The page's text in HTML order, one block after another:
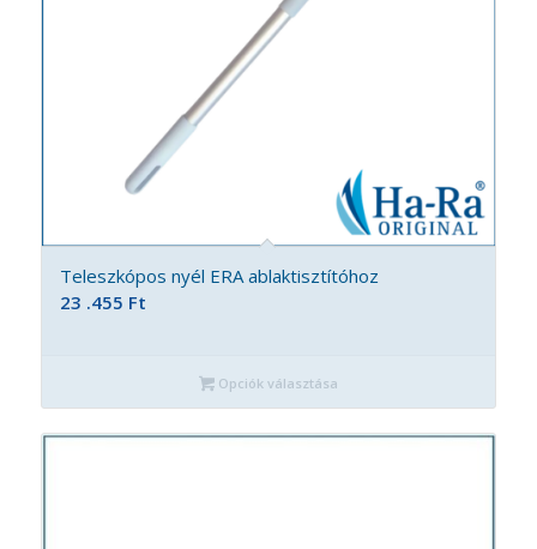
Teleszkópos nyél ERA ablaktisztítóhoz
23 .455 Ft
Opciók választása